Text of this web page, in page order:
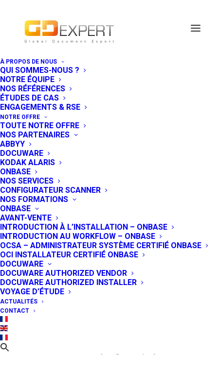
À PROPOS DE NOUS
QUI SOMMES-NOUS ?
NOTRE ÉQUIPE
NOS RÉFÉRENCES
ÉTUDES DE CAS
ENGAGEMENTS & RSE
NOTRE OFFRE
TOUTE NOTRE OFFRE
NOS PARTENAIRES
ABBYY
DOCUWARE
KODAK ALARIS
ONBASE
NOS SERVICES
CONFIGURATEUR SCANNER
NOS FORMATIONS
ONBASE
AVANT-VENTE
INTRODUCTION À L’INSTALLATION – ONBASE
INTRODUCTION AU WORKFLOW – ONBASE
OCSA – ADMINISTRATEUR SYSTÈME CERTIFIÉ ONBASE
OCI INSTALLATEUR CERTIFIÉ ONBASE
DOCUWARE
DOCUWARE AUTHORIZED VENDOR
DOCUWARE AUTHORIZED INSTALLER
VOYAGE D’ÉTUDE
ACTUALITÉS
CONTACT
GDExpert a
déménagé pour
plus grand !
1 SEPTEMBRE 2015
En cette rentrée, GDExpert a le plaisir de
vous annoncer son déménagement.
Nous avions besoin d’un nouvel espace
à la dimension d’un groupe, celui du
Groupe Numerial auquel nous
appartenons. Nous partageons
maintenant plus qu’une stratégie de
marché, nous partageons des bureaux et